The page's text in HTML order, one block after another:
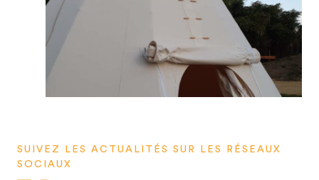
SUIVEZ LES ACTUALITÉS SUR LES RÉSEAUX
SOCIAUX